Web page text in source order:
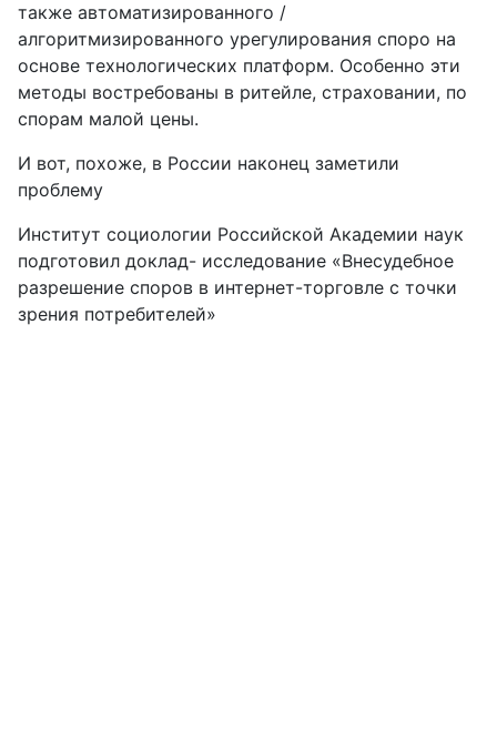
также автоматизированного /
алгоритмизированного урегулирования споро на
основе технологических платформ. Особенно эти
методы востребованы в ритейле, страховании, по
спорам малой цены.
И вот, похоже, в России наконец заметили
проблему
Институт социологии Российской Академии наук
подготовил доклад- исследование «Внесудебное
разрешение споров в интернет-торговле с точки
зрения потребителей»